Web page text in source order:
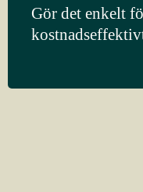
Gör det enkelt